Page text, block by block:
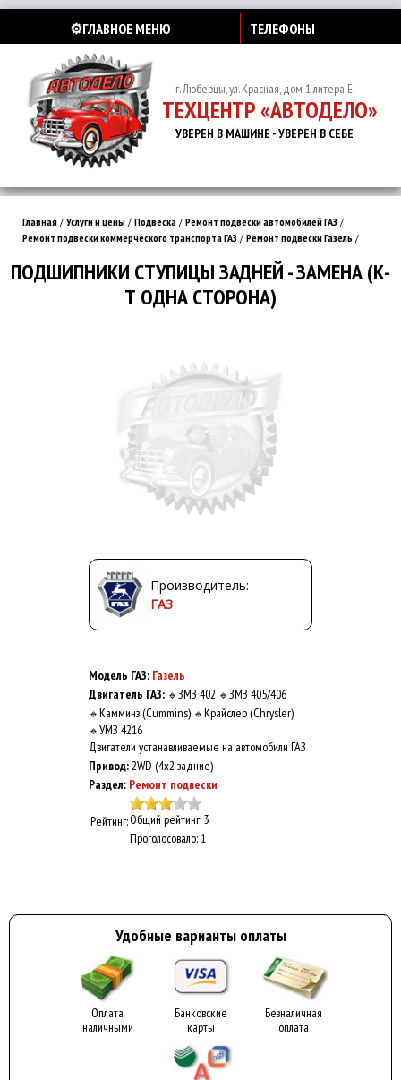
⚙️ГЛАВНОЕ МЕНЮ ТЕЛЕФОНЫ
г. Люберцы, ул. Красная, дом 1 литера Е
ТЕХЦЕНТР «АВТОДЕЛО»
УВЕРЕН В МАШИНЕ - УВЕРЕН В СЕБЕ
Главная / Услуги и цены / Подвеска / Ремонт подвески автомобилей ГАЗ /
Ремонт подвески коммерческого транспорта ГАЗ / Ремонт подвески Газель /
ПОДШИПНИКИ СТУПИЦЫ ЗАДНЕЙ - ЗАМЕНА (К-
Т ОДНА СТОРОНА)
Производитель:
ГАЗ
Модель ГАЗ: Газель
Двигатель ГАЗ: 🔹 ЗМЗ 402 🔹 ЗМЗ 405/406
🔹 Камминз (Cummins) 🔹 Крайслер (Chrysler)
🔹 УМЗ 4216
Двигатели устанавливаемые на автомобили ГАЗ
Привод:2WD (4x2 задние)
Раздел: Ремонт подвески
Рейтинг:Общий рейтинг: 3
Проголосовало: 1
Удобные варианты оплаты
Оплата
наличными
Банковские
карты
Безналичная
оплата